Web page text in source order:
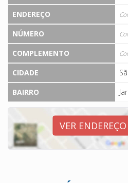
ENDEREÇO
NÚMERO
COMPLEMENTO
CIDADE
BAIRRO
VER